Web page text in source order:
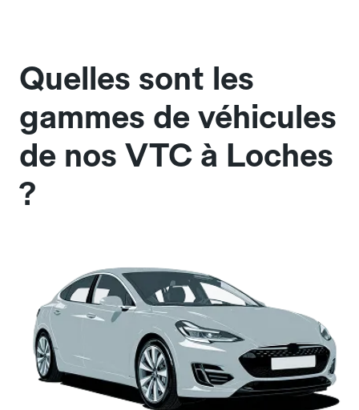
Quelles sont les
gammes de véhicules
de nos VTC à Loches
?